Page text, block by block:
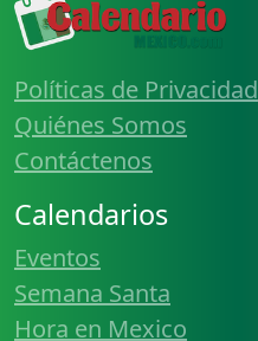
Políticas de Privacidad
Quiénes Somos
Contáctenos
Calendarios
Eventos
Semana Santa
Hora en Mexico